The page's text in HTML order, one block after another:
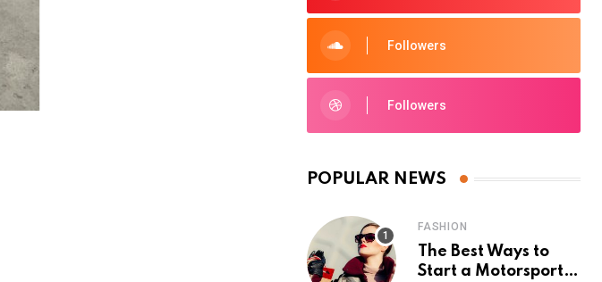
Followers
Followers
POPULAR NEWS
FASHION
The Best Ways to
Start a Motorsport